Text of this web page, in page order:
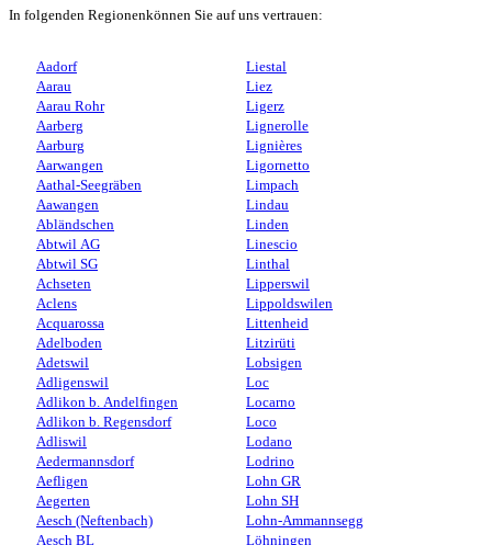
In folgenden Regionenkönnen Sie auf uns vertrauen:
Aadorf
Aarau
Aarau Rohr
Aarberg
Aarburg
Aarwangen
Aathal-Seegräben
Aawangen
Abländschen
Abtwil AG
Abtwil SG
Achseten
Aclens
Acquarossa
Adelboden
Adetswil
Adligenswil
Adlikon b. Andelfingen
Adlikon b. Regensdorf
Adliswil
Aedermannsdorf
Aefligen
Aegerten
Aesch (Neftenbach)
Aesch BL
Liestal
Liez
Ligerz
Lignerolle
Lignières
Ligornetto
Limpach
Lindau
Linden
Linescio
Linthal
Lipperswil
Lippoldswilen
Littenheid
Litzirüti
Lobsigen
Loc
Locarno
Loco
Lodano
Lodrino
Lohn GR
Lohn SH
Lohn-Ammannsegg
Löhningen